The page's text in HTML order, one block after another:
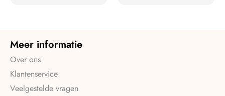
Meer informatie
Over ons
Klantenservice
Veelgestelde vragen